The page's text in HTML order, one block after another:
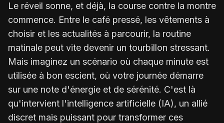
Le réveil sonne, et déjà, la course contre la montre
commence. Entre le café pressé, les vêtements à
choisir et les actualités à parcourir, la routine
matinale peut vite devenir un tourbillon stressant.
Mais imaginez un scénario où chaque minute est
utilisée à bon escient, où votre journée démarre
sur une note d'énergie et de sérénité. C'est là
qu'intervient l'intelligence artificielle (IA), un allié
discret mais puissant pour transformer ces